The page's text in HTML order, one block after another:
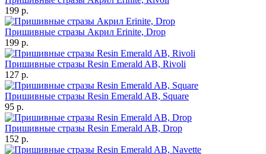
199 р.
Пришивные стразы Акрил Erinite, Drop
199 р.
Пришивные стразы Resin Emerald AB, Rivoli
127 р.
Пришивные стразы Resin Emerald AB, Square
95 р.
Пришивные стразы Resin Emerald AB, Drop
152 р.